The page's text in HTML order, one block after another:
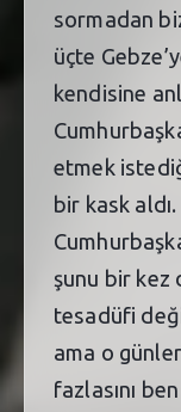
sormadan
üçte
kendisine
etmek
bir kask
şunu bir kez
tesadüfi
ama o
fazlasını